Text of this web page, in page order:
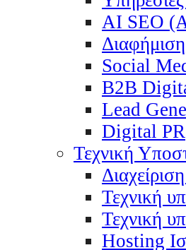
ΑΙ SEO
Social
B2B
Lead
Digital PR
Τεχνική
Τεχνική
Τεχνική
Hosting